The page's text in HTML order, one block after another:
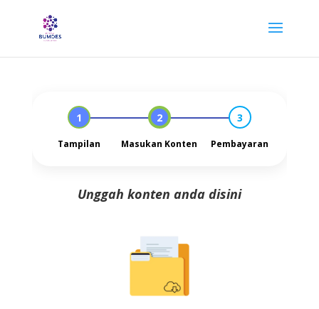
1
Tampilan
2
Masukan Konten
3
Pembayaran
Unggah konten anda disini